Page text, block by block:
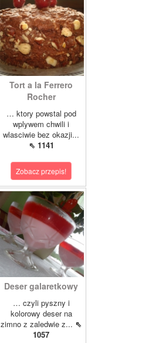
Tort a la Ferrero
Rocher
… ktory powstal pod
wplywem chwili i
wlasciwie bez okazji...
⇖ 1141
Zobacz przepis!
Deser galaretkowy
… czyli pyszny i
kolorowy deser na
zimno z zaledwie z... ⇖
1057